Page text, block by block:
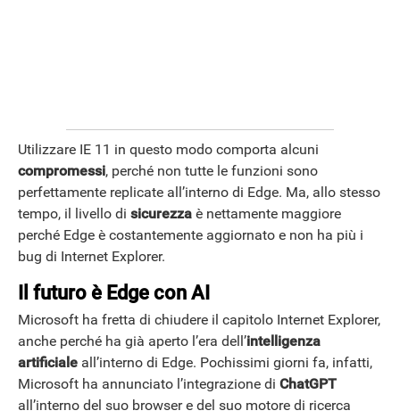
Utilizzare IE 11 in questo modo comporta alcuni
compromessi, perché non tutte le funzioni sono
perfettamente replicate all’interno di Edge. Ma, allo stesso
tempo, il livello di sicurezza è nettamente maggiore
perché Edge è costantemente aggiornato e non ha più i
bug di Internet Explorer.
Il futuro è Edge con AI
Microsoft ha fretta di chiudere il capitolo Internet Explorer,
anche perché ha già aperto l’era dell’intelligenza
artificiale all’interno di Edge. Pochissimi giorni fa, infatti,
Microsoft ha annunciato l’integrazione di ChatGPT
all’interno del suo browser e del suo motore di ricerca